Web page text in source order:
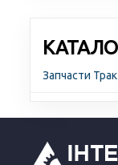
Запчасти